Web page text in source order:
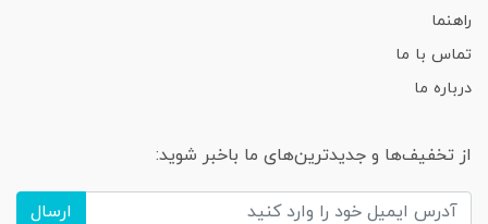
راهنما
تماس با ما
درباره ما
از تخفیف‌ها و جدیدترین‌های ما باخبر شوید:
ارسال